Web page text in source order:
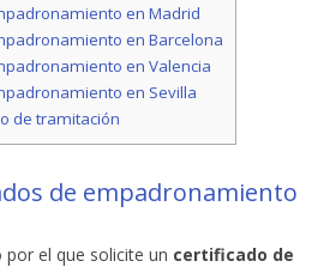
en Madrid
en Barcelona
en Valencia
en Sevilla
de tramitación
de empadronamiento
el que solicite un certificado de